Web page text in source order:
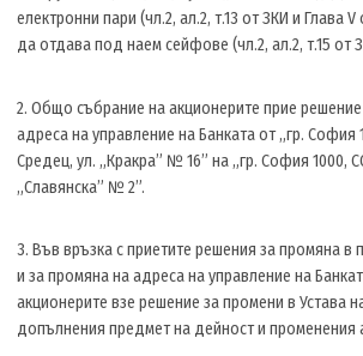
електронни пари (чл.2, ал.2, т.13 от ЗКИ и Глава
да отдава под наем сейфове (чл.2, ал.2, т.15 от
2. Общо събрание на акционерите прие
адреса на управление на Банката от „гр. София
Средец, ул. „Кракра” № 16” на „гр. София 1000,
„Славянска” № 2”.
3. Във връзка с приетите решения за промяна в
и за промяна на адреса на управление на
акционерите взе решение за промени в Устава
допълнения предмет на дейност и променения